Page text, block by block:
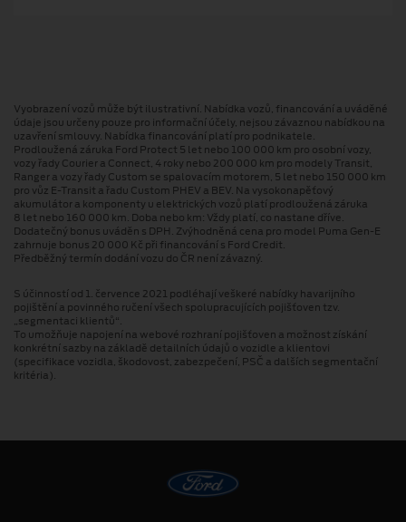
Vyobrazení vozů může být ilustrativní. Nabídka vozů, financování a uváděné
údaje jsou určeny pouze pro informační účely, nejsou závaznou nabídkou na
uzavření smlouvy. Nabídka financování platí pro podnikatele.
Prodloužená záruka Ford Protect 5 let nebo 100 000 km pro osobní vozy,
vozy řady Courier a Connect, 4 roky nebo 200 000 km pro modely Transit,
Ranger a vozy řady Custom se spalovacím motorem, 5 let nebo 150 000 km
pro vůz E-Transit a řadu Custom PHEV a BEV. Na vysokonapěťový
akumulátor a komponenty u elektrických vozů platí prodloužená záruka
8 let nebo 160 000 km. Doba nebo km: Vždy platí, co nastane dříve.
Dodatečný bonus uváděn s DPH. Zvýhodněná cena pro model Puma Gen⁠-⁠E
zahrnuje bonus 20 000 Kč při financování s Ford Credit.
Předběžný termín dodání vozu do ČR není závazný.
S účinností od 1. července 2021 podléhají veškeré nabídky havarijního
pojištění a povinného ručení všech spolupracujících pojišťoven tzv.
„segmentaci klientů“.
To umožňuje napojení na webové rozhraní pojišťoven a možnost získání
konkrétní sazby na základě detailních údajů o vozidle a klientovi
(specifikace vozidla, škodovost, zabezpečení, PSČ a dalších segmentační
kritéria).